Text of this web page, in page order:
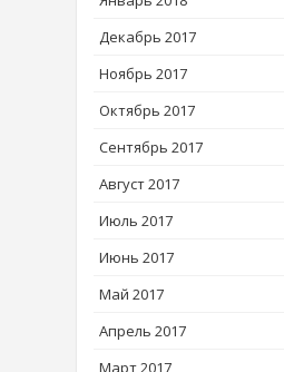
Декабрь 2017
Ноябрь 2017
Октябрь 2017
Сентябрь 2017
Август 2017
Июль 2017
Июнь 2017
Май 2017
Апрель 2017
Март 2017